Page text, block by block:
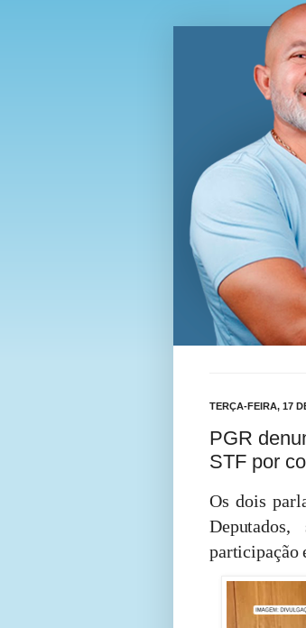
TERÇA-FEIRA, 17
PGR
STF por
Os dois
participação